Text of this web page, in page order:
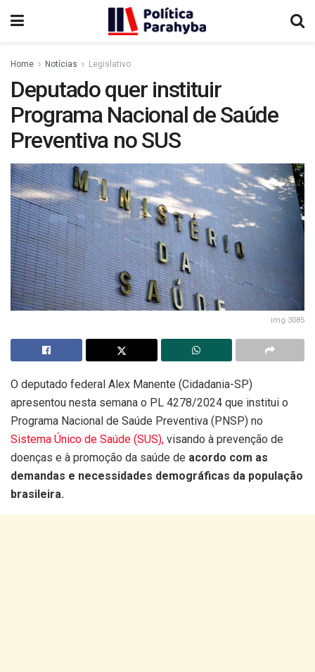
Home Notícias Legislativo
Deputado quer instituir
Programa Nacional de Saúde
Preventiva no SUS
img 3085
O deputado federal Alex Manente (Cidadania-SP)
apresentou nesta semana o PL 4278/2024 que institui o
Programa Nacional de Saúde Preventiva (PNSP) no
Sistema Único de Saúde (SUS), visando à prevenção de
doenças e à promoção da saúde de acordo com as
demandas e necessidades demográficas da população
brasileira.